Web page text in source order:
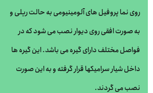
روی نما پروفیل های آلومینیومی به حالت ریلی و
به صورت افقی روی دیوار نصب می شود که در
فواصل مختلف دارای گیره می باشد. این گیره ها
داخل شیار سرامیکها قرار گرفته و به این صورت
نصب می گردند.